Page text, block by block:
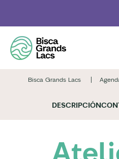
main
content
Bisca Grands Lacs
DESCRIPCIÓN